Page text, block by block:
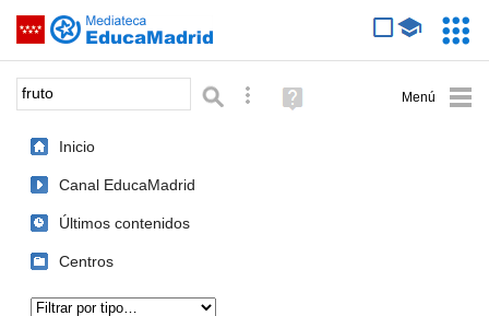
Saltar navegación
Palabra o frase: Búsqueda avanzada
Ayuda
(en
Inicio
Canal EducaMadrid
Últimos contenidos
Centros